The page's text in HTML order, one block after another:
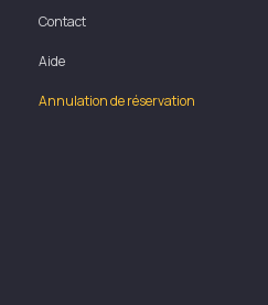
Contact
Aide
Annulation de réservation